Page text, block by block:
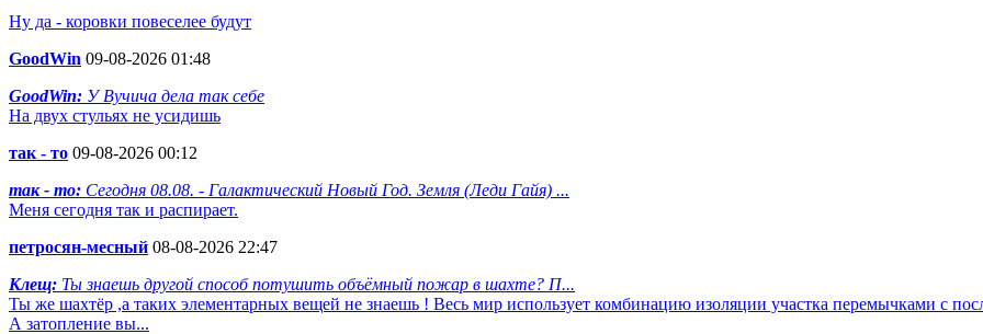
Ну да - коровки повеселее будут
GoodWin 09-08-2026 01:48
GoodWin: У Вучича дела так себе
На двух стульях не усидишь
так - то 09-08-2026 00:12
так - то: Сегодня 08.08. - Галактический Новый Год. Земля (Леди Гайя) ...
Меня сегодня так и распирает.
петросян-месный 08-08-2026 22:47
Клещ: Ты знаешь другой способ потушить объёмный пожар в шахте? П...
Ты же шахтёр ,а таких элементарных вещей не знаешь ! Весь мир использует комбинацию изоляции участка перемычками с
А затопление вы...